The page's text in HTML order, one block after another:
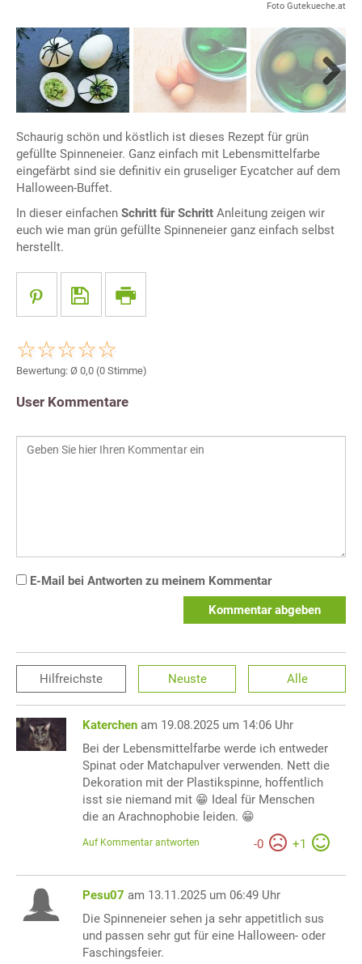
Foto Gutekueche.at
Next
Schaurig schön und köstlich ist dieses Rezept für grün
gefüllte Spinneneier. Ganz einfach mit Lebensmittelfarbe
eingefärbt sind sie definitiv ein gruseliger Eycatcher auf dem
Halloween-Buffet.
In dieser einfachen Schritt für Schritt Anleitung zeigen wir
euch wie man grün gefüllte Spinneneier ganz einfach selbst
herstellt.
Bewertung: Ø 0,0 (0 Stimme)
User Kommentare
E-Mail bei Antworten zu meinem Kommentar
Kommentar abgeben
Hilfreichste Neuste Alle
Katerchen am 19.08.2025 um 14:06 Uhr
Bei der Lebensmittelfarbe werde ich entweder
Spinat oder Matchapulver verwenden. Nett die
Dekoration mit der Plastikspinne, hoffentlich
isst sie niemand mit 😁 Ideal für Menschen
die an Arachnophobie leiden. 😁
-0 +1
Auf Kommentar antworten
Pesu07 am 13.11.2025 um 06:49 Uhr
Die Spinneneier sehen ja sehr appetitlich sus
und passen sehr gut für eine Halloween- oder
Faschingsfeier.